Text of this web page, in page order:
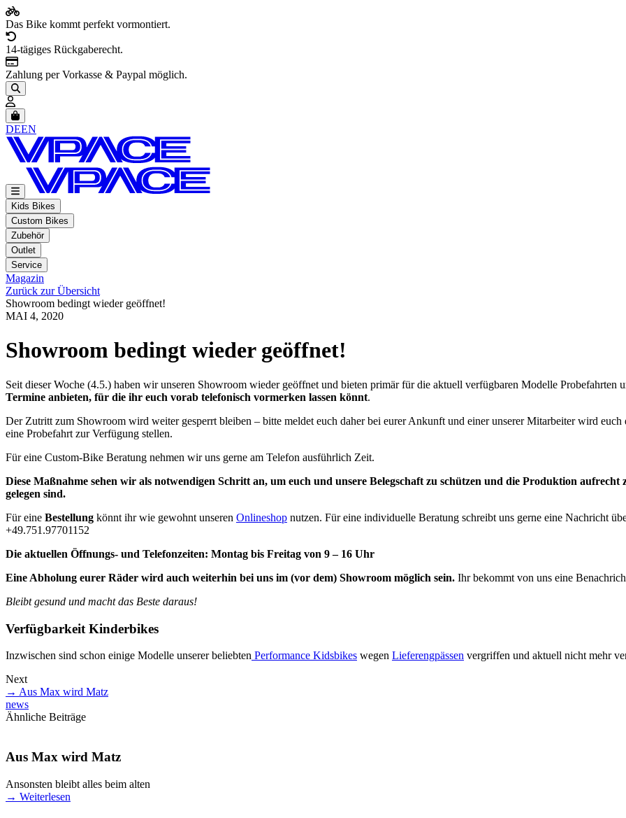
Das Bike kommt perfekt vormontiert.
14-tägiges Rückgaberecht.
Zahlung per Vorkasse & Paypal möglich.
Artikel im Warenkorb, Warenkorb anzeigen
DEEN
Kids Bikes
Custom Bikes
Zubehör
Outlet
Service
Magazin
Zurück zur Übersicht
Showroom bedingt wieder geöffnet!
MAI 4, 2020
Showroom bedingt wieder geöffnet!
Seit dieser Woche (4.5.) haben wir unseren Showroom wieder geöffnet und bieten primär für die aktuell verfügbaren Modelle Probefahrten
Termine anbieten, für die ihr euch vorab telefonisch vormerken lassen könnt.
Der Zutritt zum Showroom wird weiter gesperrt bleiben – bitte meldet euch daher bei eurer Ankunft und einer unserer Mitarbeiter wird
eine Probefahrt zur Verfügung stellen.
Für eine Custom-Bike Beratung nehmen wir uns gerne am Telefon ausführlich Zeit.
Diese Maßnahme sehen wir als notwendigen Schritt an, um euch und unsere Belegschaft zu schützen und die Produktion
gelegen sind.
Für eine Bestellung könnt ihr wie gewohnt unseren Onlineshop nutzen. Für eine individuelle Beratung schreibt uns gerne eine Nachricht
+49.751.97701152
Die aktuellen Öffnungs- und Telefonzeiten: Montag bis Freitag von 9 – 16 Uhr
Eine Abholung eurer Räder wird auch weiterhin bei uns im (vor dem) Showroom möglich sein. Ihr bekommt von uns eine
Bleibt gesund und macht das Beste daraus!
Verfügbarkeit Kinderbikes
Inzwischen sind schon einige Modelle unserer beliebten Performance Kidsbikes wegen Lieferengpässen vergriffen und aktuell nicht mehr
Next
→ Aus Max wird Matz
news
Ähnliche Beiträge
Aus Max wird Matz
Ansonsten bleibt alles beim alten
→ Weiterlesen